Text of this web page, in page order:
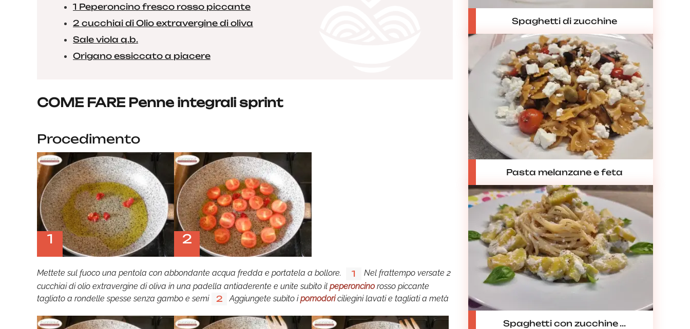
1 Peperoncino fresco rosso piccante
2 cucchiai di Olio extravergine di oliva
Sale viola q.b.
Origano essiccato a piacere
COME FARE Penne integrali sprint
Procedimento
1 2
Mettete sul fuoco una pentola con abbondante acqua fredda e portatela a bollore. 1
Nel frattempo versate 2
cucchiai di olio extravergine di oliva in una padella antiaderente e unite subito il peperoncinorosso piccante
tagliato a rondelle spesse senza gambo e semi
2 Aggiungete subito ipomodoriciliegini lavati e tagliati a metà
Spaghetti di zucchine
Pasta melanzane e feta
Spaghetti con zucchine ...